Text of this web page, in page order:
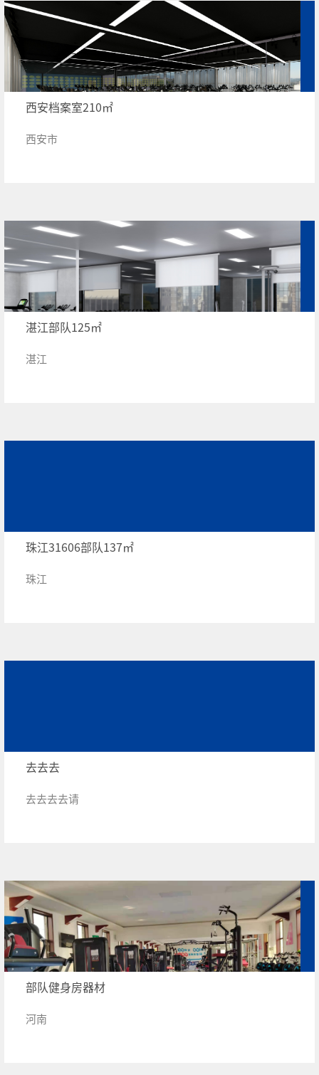
西安档案室210㎡
西安市
湛江部队125㎡
湛江
珠江31606部队137㎡
珠江
去去去
去去去去请
部队健身房器材
河南